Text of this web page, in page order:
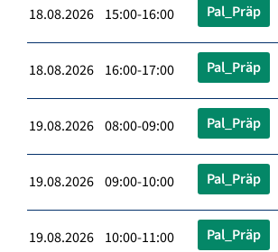
18.08.2026 15:00-16:00 Pal_Präp
18.08.2026 16:00-17:00 Pal_Präp
19.08.2026 08:00-09:00 Pal_Präp
19.08.2026 09:00-10:00 Pal_Präp
19.08.2026 10:00-11:00 Pal_Präp